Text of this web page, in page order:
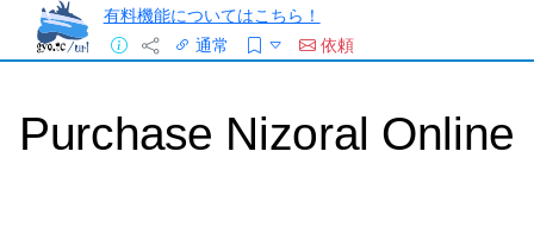
有料機能についてはこちら！
通常
依頼